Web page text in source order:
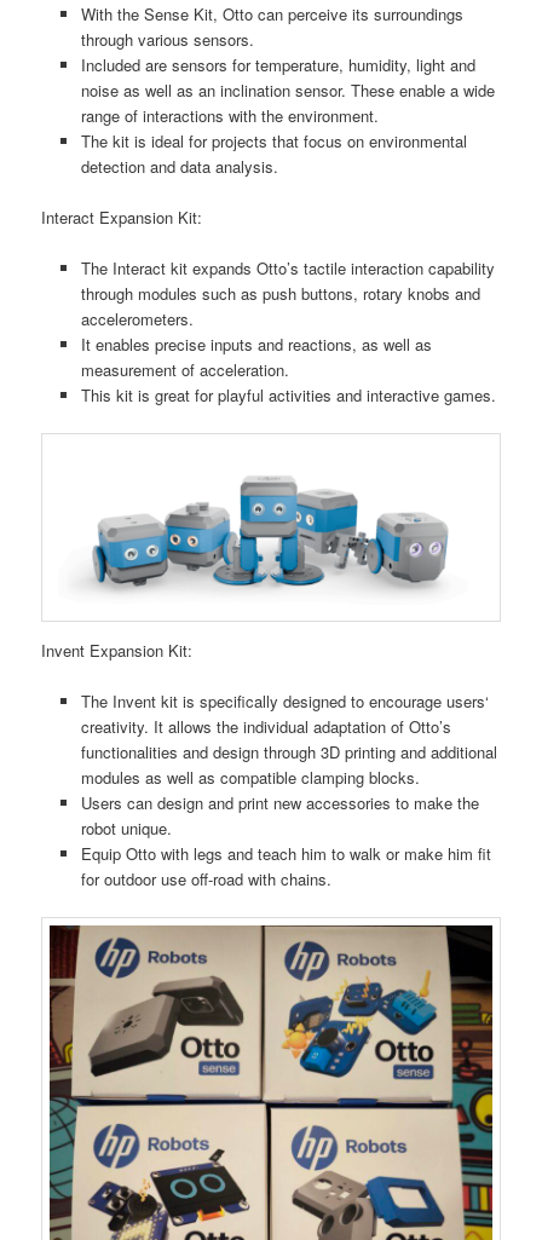
With the Sense Kit, Otto can perceive its surroundings
through various sensors.
Included are sensors for temperature, humidity, light and
noise as well as an inclination sensor. These enable a wide
range of interactions with the environment.
The kit is ideal for projects that focus on environmental
detection and data analysis.
Interact Expansion Kit:
The Interact kit expands Otto’s tactile interaction capability
through modules such as push buttons, rotary knobs and
accelerometers.
It enables precise inputs and reactions, as well as
measurement of acceleration.
This kit is great for playful activities and interactive games.
Invent Expansion Kit:
The Invent kit is specifically designed to encourage users‘
creativity. It allows the individual adaptation of Otto’s
functionalities and design through 3D printing and additional
modules as well as compatible clamping blocks.
Users can design and print new accessories to make the
robot unique.
Equip Otto with legs and teach him to walk or make him fit
for outdoor use off-road with chains.